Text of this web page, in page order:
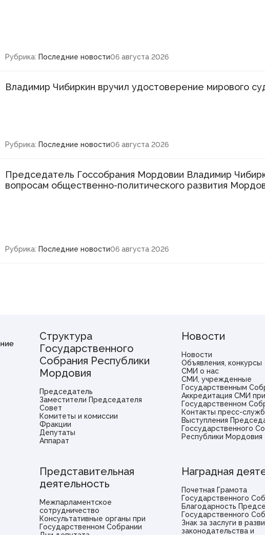
Рубрика: Последние новости06 августа 2026
Владимир Чибиркин вручил удостоверение мирового
Рубрика: Последние новости06 августа 2026
Председатель Госсобрания Мордовии Владимир
вопросам общественно-политического развития
Рубрика: Последние новости06 августа 2026
Структура
Государственного
Собрания Республики
Мордовия
Председатель
Заместители Председателя
Совет
Комитеты и комиссии
Фракции
Депутаты
Аппарат
Новости
Новости
Объявления, конкурсы
СМИ о нас
СМИ, учрежденные
Государственным
Аккредитация СМИ при
Государственном
Контакты пресс-
Выступления
Госсударственного
Республики Мордовия
Представительная
деятельность
Межпарламентское
сотрудничество
Консультативные органы при
Государственном Собрании
Наградная
Почетная Грамота
Государственного
Благодарность
Государственного
Знак за заслуги в
законодательства и